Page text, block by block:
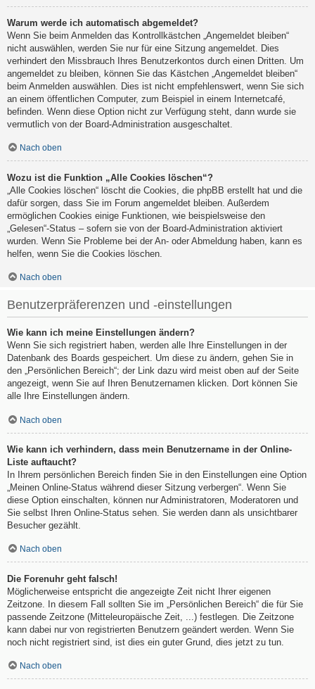
Warum werde ich automatisch abgemeldet?
Wenn Sie beim Anmelden das Kontrollkästchen „Angemeldet bleiben“
nicht auswählen, werden Sie nur für eine Sitzung angemeldet. Dies
verhindert den Missbrauch Ihres Benutzerkontos durch einen Dritten. Um
angemeldet zu bleiben, können Sie das Kästchen „Angemeldet bleiben“
beim Anmelden auswählen. Dies ist nicht empfehlenswert, wenn Sie sich
an einem öffentlichen Computer, zum Beispiel in einem Internetcafé,
befinden. Wenn diese Option nicht zur Verfügung steht, dann wurde sie
vermutlich von der Board-Administration ausgeschaltet.
Nach oben
Wozu ist die Funktion „Alle Cookies löschen“?
„Alle Cookies löschen“ löscht die Cookies, die phpBB erstellt hat und die
dafür sorgen, dass Sie im Forum angemeldet bleiben. Außerdem
ermöglichen Cookies einige Funktionen, wie beispielsweise den
„Gelesen“-Status – sofern sie von der Board-Administration aktiviert
wurden. Wenn Sie Probleme bei der An- oder Abmeldung haben, kann es
helfen, wenn Sie die Cookies löschen.
Nach oben
Benutzerpräferenzen und -einstellungen
Wie kann ich meine Einstellungen ändern?
Wenn Sie sich registriert haben, werden alle Ihre Einstellungen in der
Datenbank des Boards gespeichert. Um diese zu ändern, gehen Sie in
den „Persönlichen Bereich“; der Link dazu wird meist oben auf der Seite
angezeigt, wenn Sie auf Ihren Benutzernamen klicken. Dort können Sie
alle Ihre Einstellungen ändern.
Nach oben
Wie kann ich verhindern, dass mein Benutzername in der Online-
Liste auftaucht?
In Ihrem persönlichen Bereich finden Sie in den Einstellungen eine Option
„Meinen Online-Status während dieser Sitzung verbergen“. Wenn Sie
diese Option einschalten, können nur Administratoren, Moderatoren und
Sie selbst Ihren Online-Status sehen. Sie werden dann als unsichtbarer
Besucher gezählt.
Nach oben
Die Forenuhr geht falsch!
Möglicherweise entspricht die angezeigte Zeit nicht Ihrer eigenen
Zeitzone. In diesem Fall sollten Sie im „Persönlichen Bereich“ die für Sie
passende Zeitzone (Mitteleuropäische Zeit, ...) festlegen. Die Zeitzone
kann dabei nur von registrierten Benutzern geändert werden. Wenn Sie
noch nicht registriert sind, ist dies ein guter Grund, dies jetzt zu tun.
Nach oben